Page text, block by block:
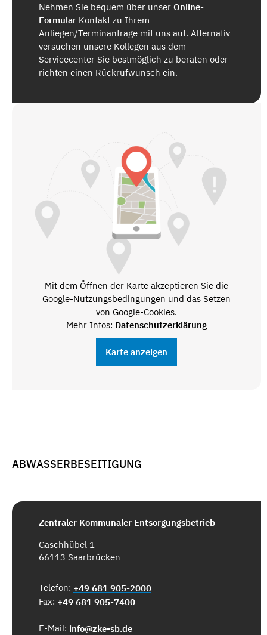
Nehmen Sie bequem über unser Online-
Formular Kontakt zu Ihrem
Anliegen/Terminanfrage mit uns auf. Alternativ
versuchen unsere Kollegen aus dem
Servicecenter Sie bestmöglich zu beraten oder
richten einen Rückrufwunsch ein.
Mit dem Öffnen der Karte akzeptieren Sie die
Google-Nutzungsbedingungen und das Setzen
von Google-Cookies.
Mehr Infos: Datenschutzerklärung
Karte anzeigen
ABWASSERBESEITIGUNG
Zentraler Kommunaler Entsorgungsbetrieb
Gaschhübel 1
66113 Saarbrücken
Telefon: +49 681 905-2000
Fax: +49 681 905-7400
E-Mail: info@zke-sb.de